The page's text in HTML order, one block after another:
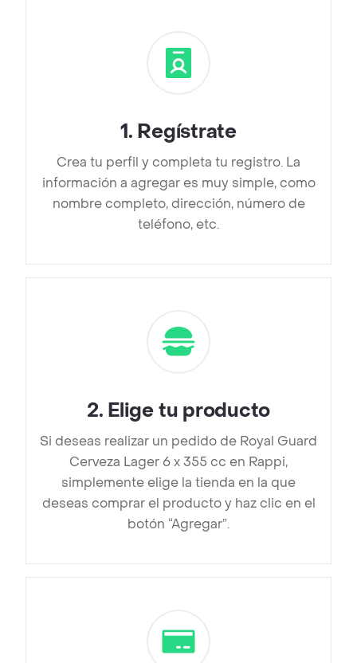
1. Regístrate
Crea tu perfil y completa tu registro. La
información a agregar es muy simple, como
nombre completo, dirección, número de
teléfono, etc.
2. Elige tu producto
Si deseas realizar un pedido de Royal Guard
Cerveza Lager 6 x 355 cc en Rappi,
simplemente elige la tienda en la que
deseas comprar el producto y haz clic en el
botón “Agregar”.